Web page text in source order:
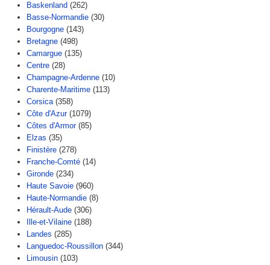
Baskenland (262)
Basse-Normandie (30)
Bourgogne (143)
Bretagne (498)
Camargue (135)
Centre (28)
Champagne-Ardenne (10)
Charente-Maritime (113)
Corsica (358)
Côte d'Azur (1079)
Côtes d'Armor (85)
Elzas (35)
Finistère (278)
Franche-Comté (14)
Gironde (234)
Haute Savoie (960)
Haute-Normandie (8)
Hérault-Aude (306)
Ille-et-Vilaine (188)
Landes (285)
Languedoc-Roussillon (344)
Limousin (103)